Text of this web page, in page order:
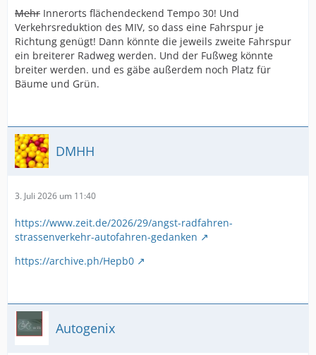
Im
Ölmühlenweg
. gleich von 2 Autos erfasst! Straße
mit 4 Fahrstreifen!!! und benutzungspflichtigen
Radwegen 🤔
oh, achso
Tjo.
Mehr Innerorts flächendeckend Tempo 30! Und
Verkehrsreduktion des MIV, so dass eine Fahrspur je
Richtung genügt! Dann könnte die jeweils zweite Fahrspur
ein breiterer Radweg werden. Und der Fußweg könnte
breiter werden. und es gäbe außerdem noch Platz für
Bäume und Grün.
DMHH
3. Juli 2026 um 11:40
https://www.zeit.de/2026/29/angst-radfahren-
strassenverkehr-autofahren-gedanken
https://archive.ph/Hepb0
Autogenix